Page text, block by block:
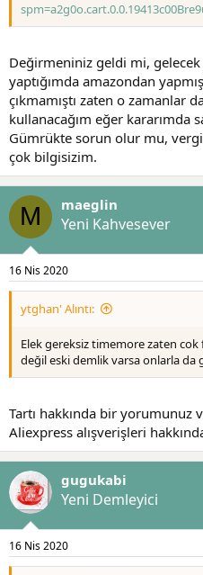
Değirmeniniz geldi mi, gelecek
yaptığımda amazondan
çıkmamıştı zaten o zamanlar
kullanacağım eğer kararımda
Gümrükte sorun olur mu,
çok bilgisizim.
M maeglin
Yeni Kahvesever
16 Nis 2020
ytghan' Alıntı:
Elek gereksiz timemore zaten
değil eski demlik varsa onlarla da
Tartı hakkında bir yorumunuz
Aliexpress alışverişleri
gugukabi
Yeni Demleyici
16 Nis 2020